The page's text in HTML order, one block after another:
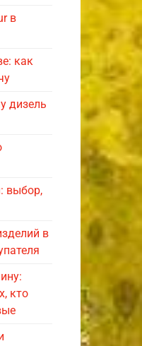
в
как
дизель
выбор,
в
кто